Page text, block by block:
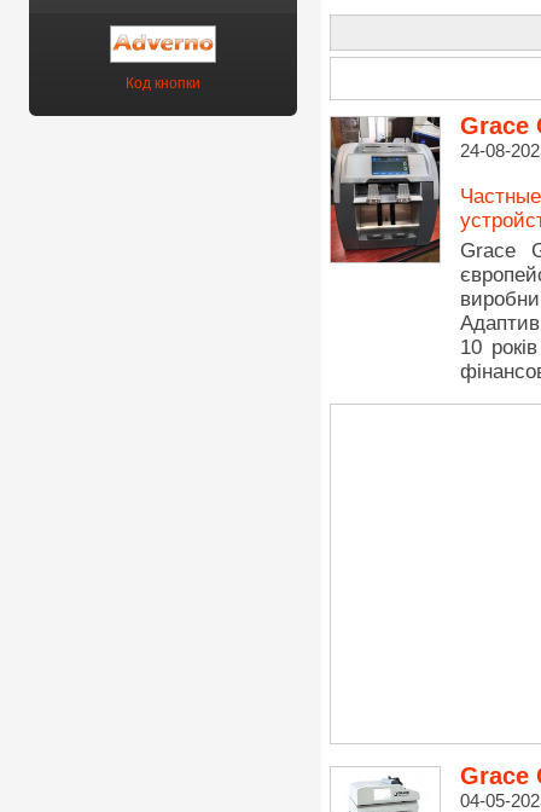
Код кнопки
Grace
24-08-
Grace
10
Grace
04-05-